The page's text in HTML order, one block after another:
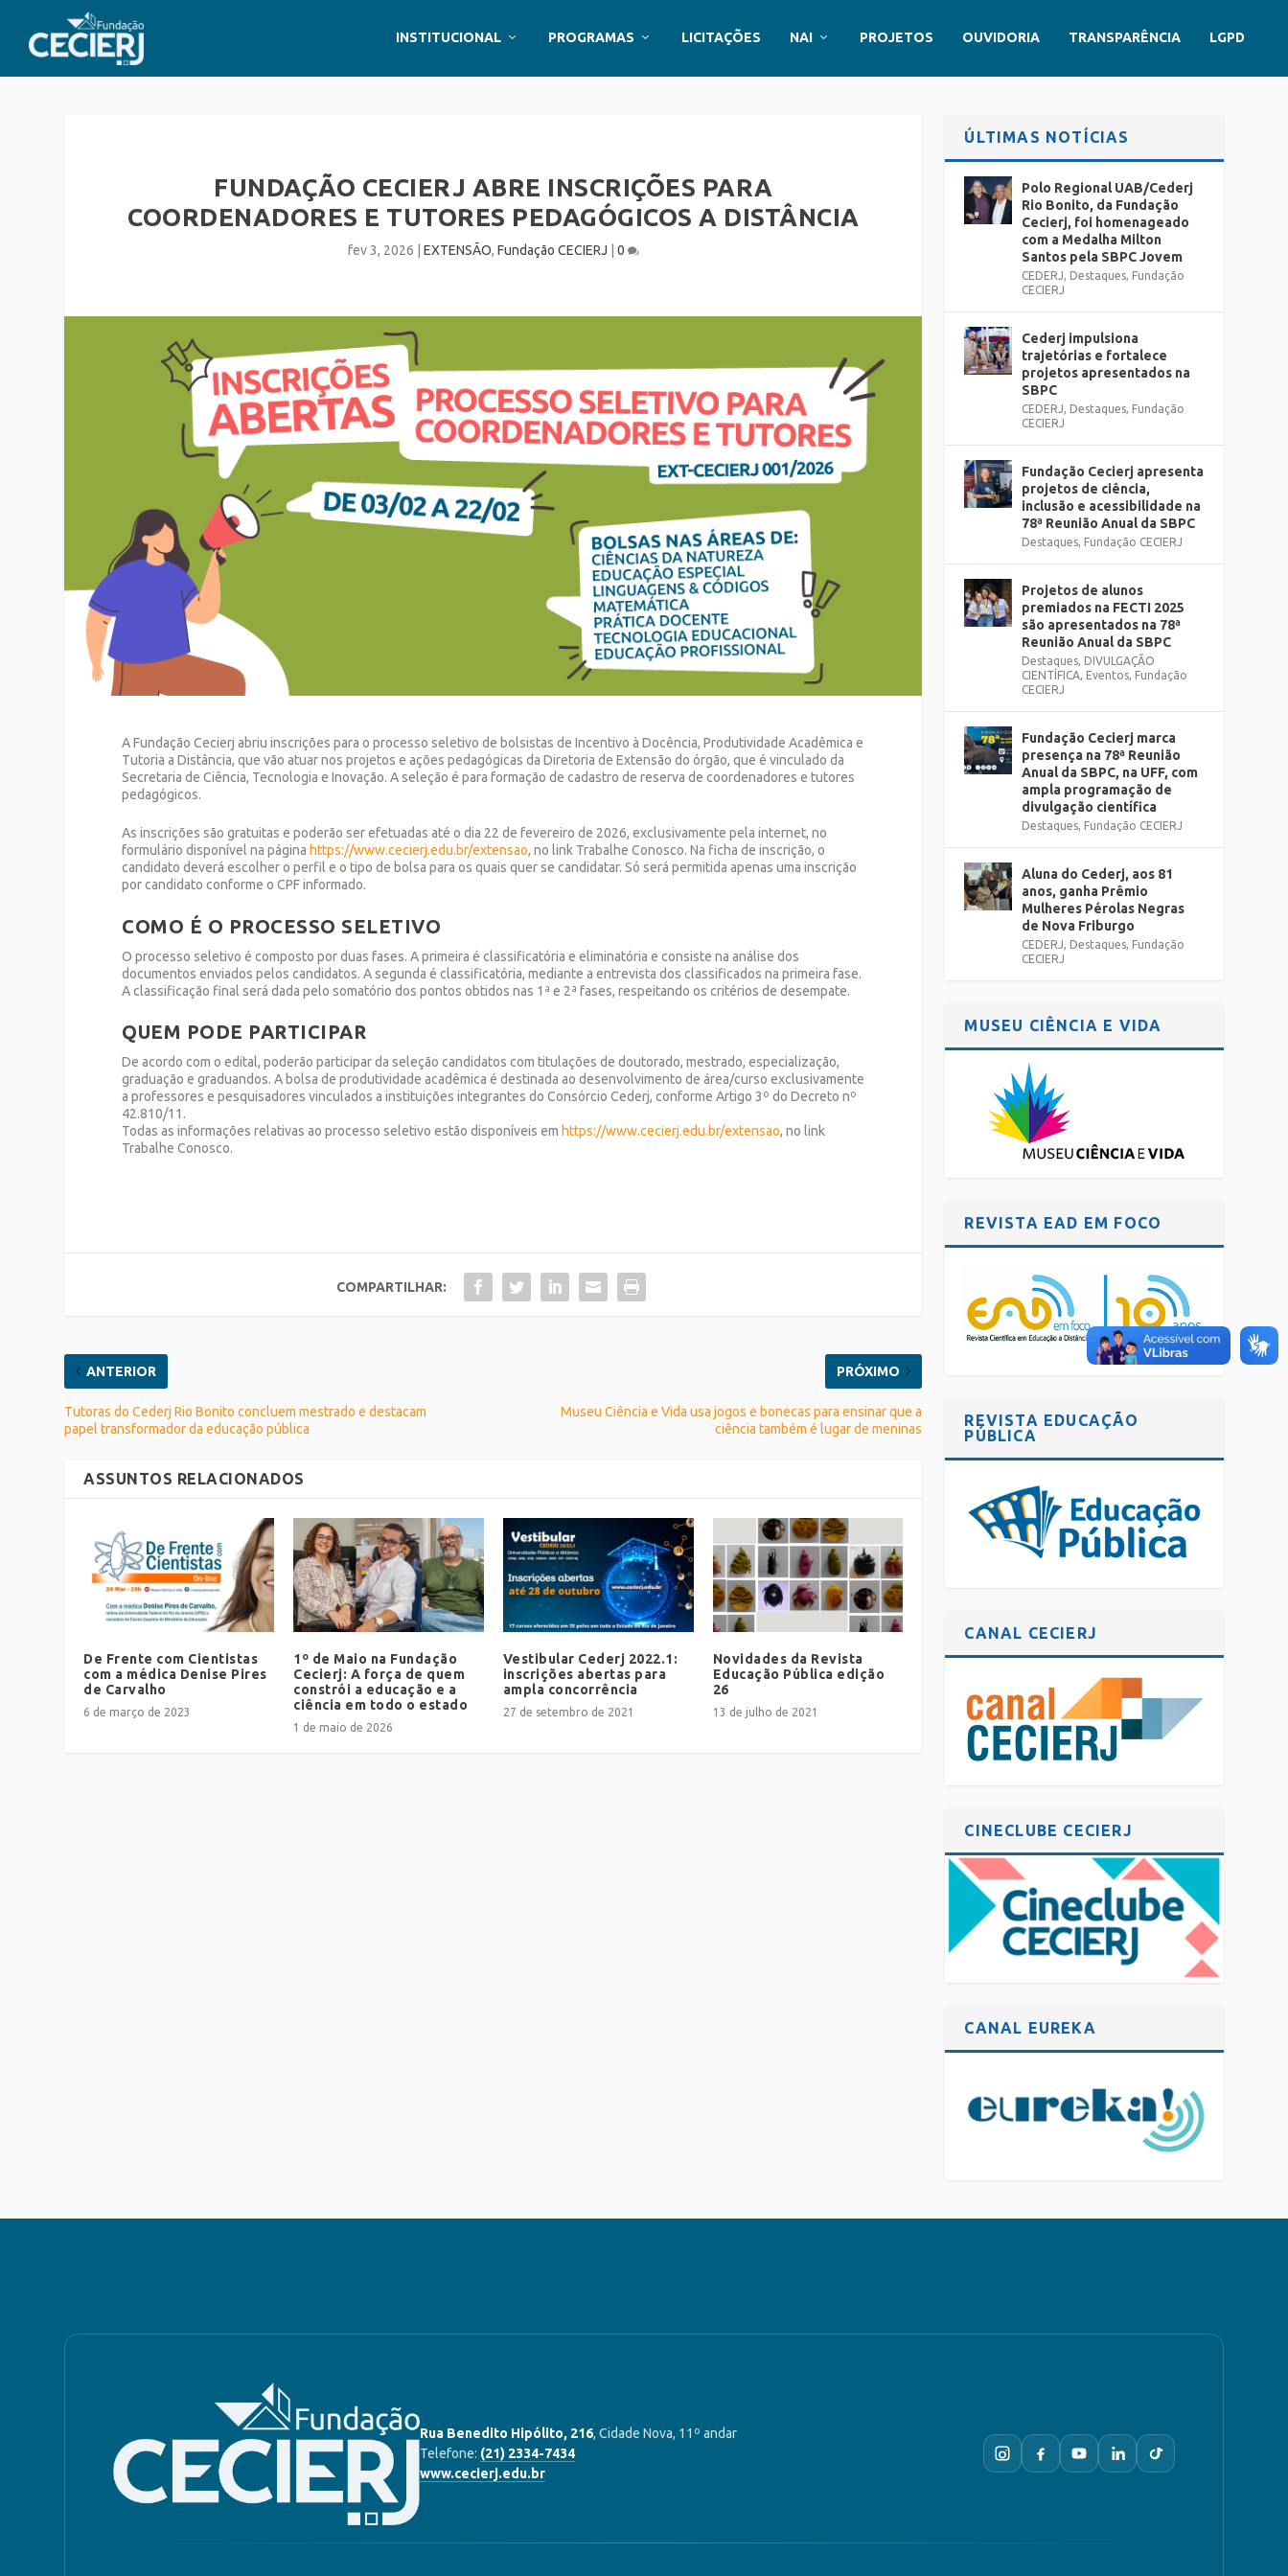
INSTITUCIONAL PROGRAMAS LICITAÇÕES NAI PROJETOS OUVIDORIA TRANSPARÊNCIA LGPD
FUNDAÇÃO CECIERJ ABRE INSCRIÇÕES PARA
COORDENADORES E TUTORES PEDAGÓGICOS A DISTÂNCIA
fev 3, 2026 EXTENSÃO, Fundação CECIERJ 0
A Fundação Cecierj abriu inscrições para o processo seletivo de bolsistas de Incentivo à Docência, Produtividade Acadêmica e
Tutoria a Distância, que vão atuar nos projetos e ações pedagógicas da Diretoria de Extensão do órgão, que é vinculado da
Secretaria de Ciência, Tecnologia e Inovação. A seleção é para formação de cadastro de reserva de coordenadores e tutores
pedagógicos.
As inscrições são gratuitas e poderão ser efetuadas até o dia 22 de fevereiro de 2026, exclusivamente pela internet, no
formulário disponível na página https://www.cecierj.edu.br/extensao, no link Trabalhe Conosco. Na ficha de inscrição, o
candidato deverá escolher o perfil e o tipo de bolsa para os quais quer se candidatar. Só será permitida apenas uma inscrição
por candidato conforme o CPF informado.
COMO É O PROCESSO SELETIVO
O processo seletivo é composto por duas fases. A primeira é classificatória e eliminatória e consiste na análise dos
documentos enviados pelos candidatos. A segunda é classificatória, mediante a entrevista dos classificados na primeira fase.
A classificação final será dada pelo somatório dos pontos obtidos nas 1ª e 2ª fases, respeitando os critérios de desempate.
QUEM PODE PARTICIPAR
De acordo com o edital, poderão participar da seleção candidatos com titulações de doutorado, mestrado, especialização,
graduação e graduandos. A bolsa de produtividade acadêmica é destinada ao desenvolvimento de área/curso exclusivamente
a professores e pesquisadores vinculados a instituições integrantes do Consórcio Cederj, conforme Artigo 3º do Decreto nº
42.810/11.
Todas as informações relativas ao processo seletivo estão disponíveis em https://www.cecierj.edu.br/extensao, no link
Trabalhe Conosco.
COMPARTILHAR:
ANTERIOR
Tutoras do Cederj Rio Bonito concluem mestrado e destacam
papel transformador da educação pública
PRÓXIMO
Museu Ciência e Vida usa jogos e bonecas para ensinar que a
ciência também é lugar de meninas
ASSUNTOS RELACIONADOS
De Frente com Cientistas
com a médica Denise Pires
de Carvalho
6 de março de 2023
1º de Maio na Fundação
Cecierj: A força de quem
constrói a educação e a
ciência em todo o estado
1 de maio de 2026
Vestibular Cederj 2022.1:
inscrições abertas para
ampla concorrência
27 de setembro de 2021
Novidades da Revista
Educação Pública edição
26
13 de julho de 2021
ÚLTIMAS NOTÍCIAS
Polo Regional UAB/Cederj
Rio Bonito, da Fundação
Cecierj, foi homenageado
com a Medalha Milton
Santos pela SBPC Jovem
CEDERJ, Destaques, Fundação
CECIERJ
Cederj impulsiona
trajetórias e fortalece
projetos apresentados na
SBPC
CEDERJ, Destaques, Fundação
CECIERJ
Fundação Cecierj apresenta
projetos de ciência,
inclusão e acessibilidade na
78ª Reunião Anual da SBPC
Destaques, Fundação CECIERJ
Projetos de alunos
premiados na FECTI 2025
são apresentados na 78ª
Reunião Anual da SBPC
Destaques, DIVULGAÇÃO
CIENTÍFICA, Eventos, Fundação
CECIERJ
Fundação Cecierj marca
presença na 78ª Reunião
Anual da SBPC, na UFF, com
ampla programação de
divulgação científica
Destaques, Fundação CECIERJ
Aluna do Cederj, aos 81
anos, ganha Prêmio
Mulheres Pérolas Negras
de Nova Friburgo
CEDERJ, Destaques, Fundação
CECIERJ
MUSEU CIÊNCIA E VIDA
REVISTA EAD EM FOCO
REVISTA EDUCAÇÃO
PÚBLICA
CANAL CECIERJ
CINECLUBE CECIERJ
CANAL EUREKA
Rua Benedito Hipólito, 216, Cidade Nova, 11º andar
Telefone: (21) 2334-7434
www.cecierj.edu.br